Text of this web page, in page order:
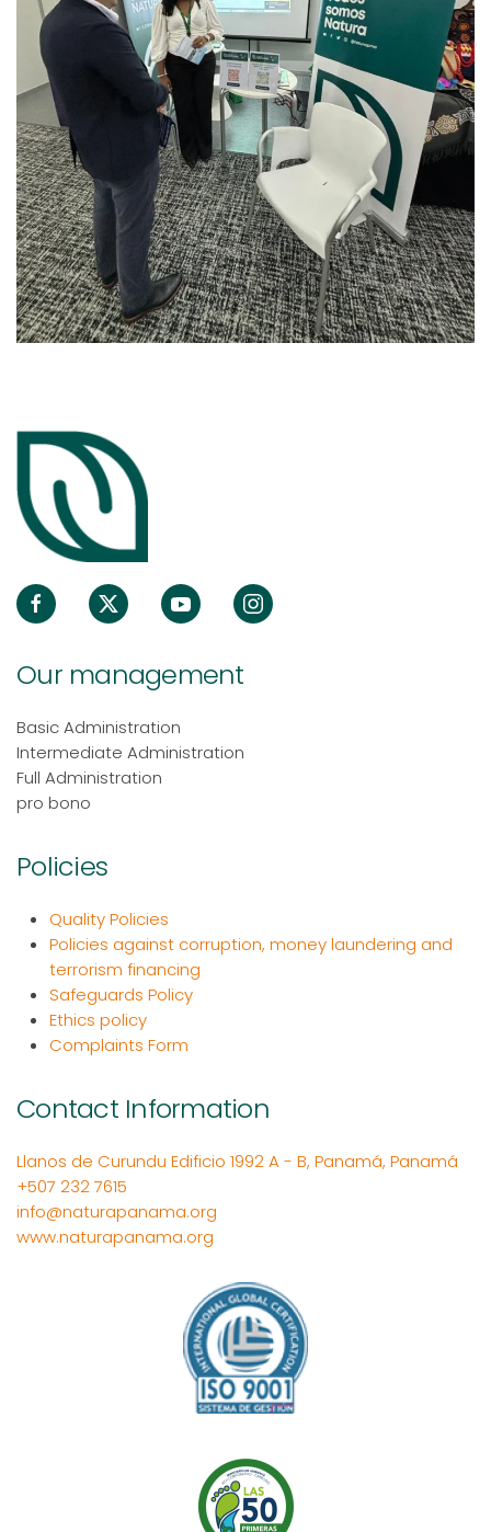
Our management
Basic Administration
Intermediate Administration
Full Administration
pro bono
Policies
Quality Policies
Policies against corruption, money laundering and
terrorism financing
Safeguards Policy
Ethics policy
Complaints Form
Contact Information
Llanos de Curundu Edificio 1992 A - B, Panamá, Panamá
+507 232 7615
info@naturapanama.org
www.naturapanama.org